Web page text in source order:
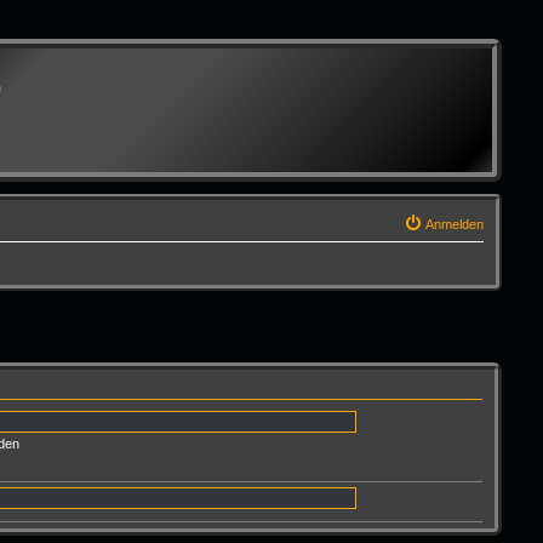
Anmelden